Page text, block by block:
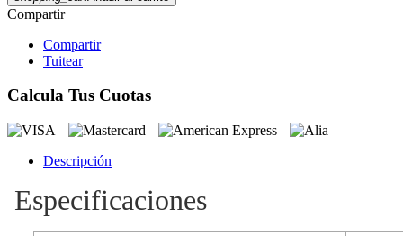
Compartir
Compartir
Tuitear
Calcula Tus Cuotas
Descripción
Especificaciones